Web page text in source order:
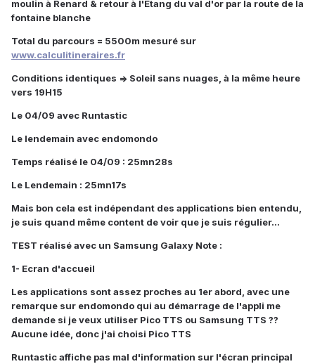
moulin à Renard & retour à l'Etang du val d'or par la route de la
fontaine blanche
Total du parcours = 5500m mesuré sur
www.calculitineraires.fr
Conditions identiques => Soleil sans nuages, à la même heure
vers 19H15
Le 04/09 avec Runtastic
Le lendemain avec endomondo
Temps réalisé le 04/09 : 25mn28s
Le Lendemain : 25mn17s
Mais bon cela est indépendant des applications bien entendu,
je suis quand même content de voir que je suis régulier...
TEST réalisé avec un Samsung Galaxy Note :
1- Ecran d'accueil
Les applications sont assez proches au 1er abord, avec une
remarque sur endomondo qui au démarrage de l'appli me
demande si je veux utiliser Pico TTS ou Samsung TTS ??
Aucune idée, donc j'ai choisi Pico TTS
Runtastic affiche pas mal d'information sur l'écran principal